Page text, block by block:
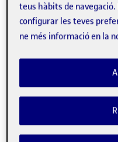
teus hàbits de
configurar les teves
ne més informació en la